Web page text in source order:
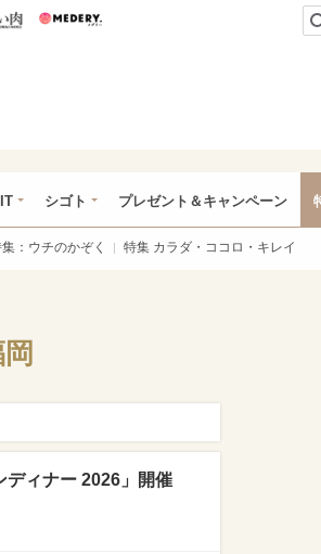
ン うまい肉
シゴト プレゼント＆キャンペーン
：ウチのかぞく 特集 カラダ・ココロ・キレイ
ディナー 2026」開催